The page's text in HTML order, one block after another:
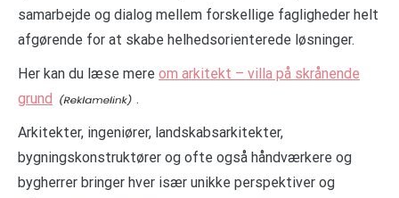
samarbejde og dialog mellem forskellige fagligheder helt
afgørende for at skabe helhedsorienterede løsninger.
Her kan du læse mere om arkitekt – villa på skrånende
grund
.
Arkitekter, ingeniører, landskabsarkitekter,
bygningskonstruktører og ofte også håndværkere og
bygherrer bringer hver især unikke perspektiver og